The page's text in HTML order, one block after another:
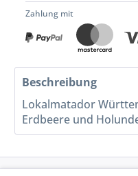
Zahlung mit
Beschreibung
Lokalmatador
Erdbeere und